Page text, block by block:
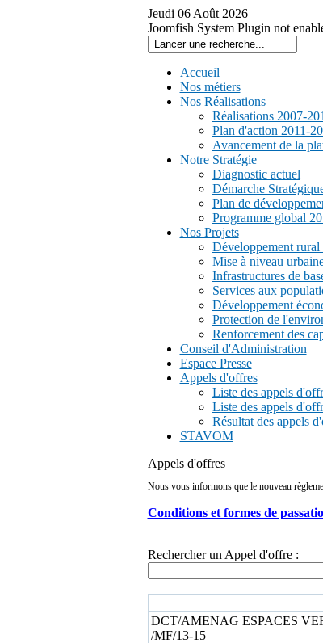
Jeudi 06 Août 2026
Joomfish System Plugin not
Accueil
Nos métiers
Nos Réalisations
Réalisations 2007-
Plan d'action 2011-
Avancement de la
Notre Stratégie
Diagnostic actuel
Démarche
Plan de
Programme global
Nos Projets
Développement rural
Mise à niveau
Infrastructures de
Services aux
Développement
Protection de
Renforcement des
Conseil d'Administration
Espace Presse
Appels d'offres
Liste des appels
Liste des appels
Résultat des appels
STAVOM
Appels d'offres
Nous vous informons que le nouveau
Conditions et formes de
Rechercher un Appel d'offre :
DCT/AMENAG ESPACES
/MF/13-15